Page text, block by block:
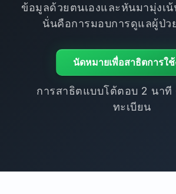
ข้อมูลด้วยตนเองและหันมามุ่งเ
นั่นคือการมอบการดูแลผู้ป่ว
นัดหมายเพื่อสาธิตการใ
การสาธิตแบบโต้ตอบ 2 นาที
ทะเบียน